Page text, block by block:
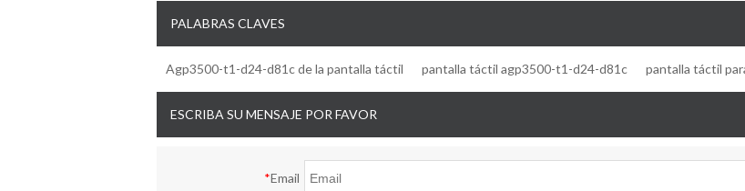
PALABRAS CLAVES
Agp3500-t1-d24-d81c de la pantalla táctil pantalla táctil agp3500-t1-d24-d81c pantalla táctil
ESCRIBA SU MENSAJE POR FAVOR
*Email